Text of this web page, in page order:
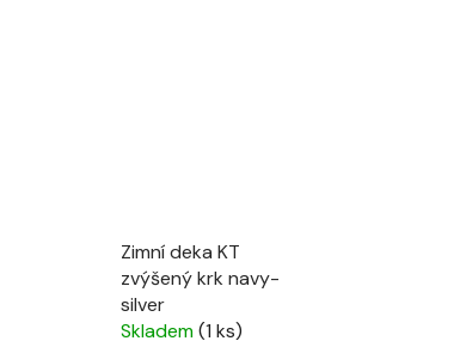
Zimní deka KT
zvýšený krk navy-
silver
Skladem(1 ks)